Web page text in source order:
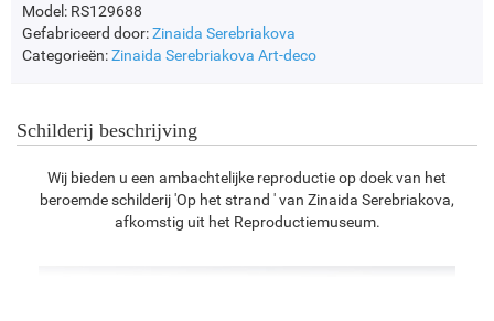
Model: RS129688
Gefabriceerd door:Zinaida Serebriakova
Categorieën:Zinaida Serebriakova Art-deco
Schilderij beschrijving
Wij bieden u een ambachtelijke reproductie op doek van het
beroemde schilderij 'Op het strand ' van Zinaida Serebriakova,
afkomstig uit het Reproductiemuseum.